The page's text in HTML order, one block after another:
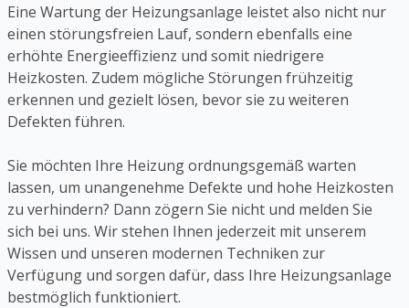
Eine Wartung der Heizungsanlage leistet also nicht nur
einen störungsfreien Lauf, sondern ebenfalls eine
erhöhte Energieeffizienz und somit niedrigere
Heizkosten. Zudem mögliche Störungen frühzeitig
erkennen und gezielt lösen, bevor sie zu weiteren
Defekten führen.
Sie möchten Ihre Heizung ordnungsgemäß warten
lassen, um unangenehme Defekte und hohe Heizkosten
zu verhindern? Dann zögern Sie nicht und melden Sie
sich bei uns. Wir stehen Ihnen jederzeit mit unserem
Wissen und unseren modernen Techniken zur
Verfügung und sorgen dafür, dass Ihre Heizungsanlage
bestmöglich funktioniert.